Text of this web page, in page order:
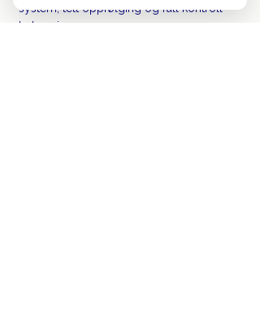
system, tett oppfølging og full kontroll
hele veien.